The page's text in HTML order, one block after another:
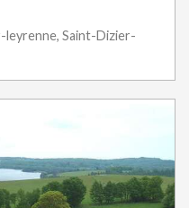
leyrenne, Saint-Dizier-